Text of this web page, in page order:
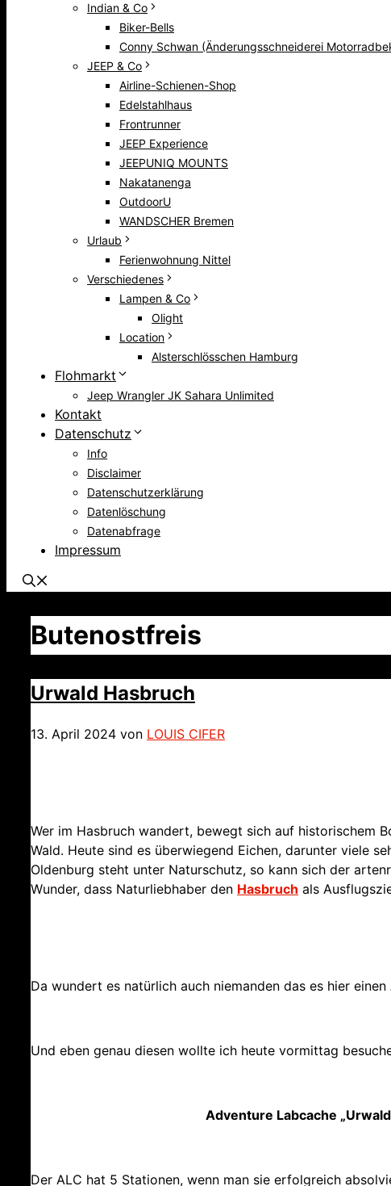
Indian & Co
Biker-Bells
Conny Schwan (Änderungsschneiderei
JEEP & Co
Airline-Schienen-Shop
Edelstahlhaus
Frontrunner
JEEP Experience
JEEPUNIQ MOUNTS
Nakatanenga
OutdoorU
WANDSCHER Bremen
Urlaub
Ferienwohnung Nittel
Verschiedenes
Lampen & Co
Olight
Location
Alsterschlösschen Hamburg
Flohmarkt
Jeep Wrangler JK Sahara Unlimited
Kontakt
Datenschutz
Info
Disclaimer
Datenschutzerklärung
Datenlöschung
Datenabfrage
Impressum
Butenostfreis
Urwald Hasbruch
13. April 2024 von LOUIS CIFER
Wer im Hasbruch wandert, bewegt sich auf historischem
Wald. Heute sind es überwiegend Eichen, darunter viele
Oldenburg steht unter Naturschutz, so kann sich der
Wunder, dass Naturliebhaber den Hasbruch als
Da wundert es natürlich auch niemanden das es hier
Und eben genau diesen wollte ich heute vormittag
Adventure Labcache
Der ALC hat 5 Stationen, wenn man sie erfolgreich